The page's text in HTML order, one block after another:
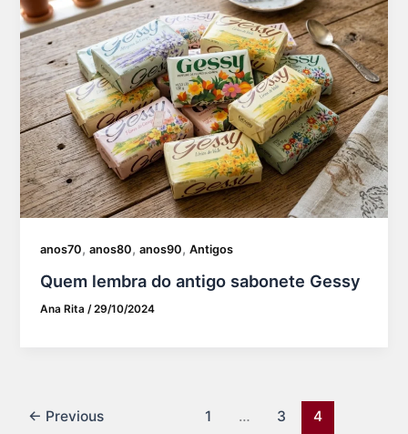
anos70,anos80,anos90,Antigos
Quem lembra do antigo sabonete Gessy
Ana Rita /29/10/2024
← Previous 1 … 3 4